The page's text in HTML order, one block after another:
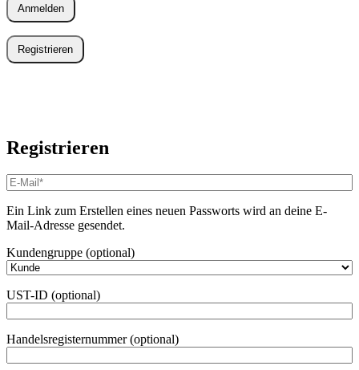
Anmelden
Registrieren
Registrieren
E-
Mail-
Adresse*
Erforderlich
Ein Link zum Erstellen eines neuen Passworts wird an deine E-
Mail-Adresse gesendet.
Kundengruppe (optional)
UST-ID (optional)
Handelsregisternummer(optional)